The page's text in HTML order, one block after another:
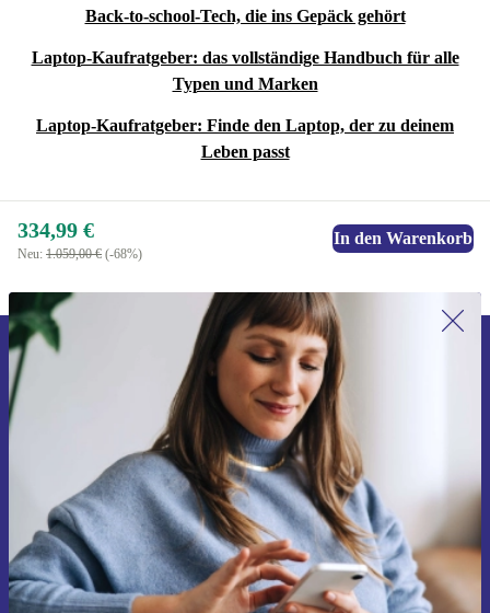
Back-to-school-Tech, die ins Gepäck gehört
Laptop-Kaufratgeber: das vollständige Handbuch für alle
Typen und Marken
Laptop-Kaufratgeber: Finde den Laptop, der zu deinem
Leben passt
334,99 €
Neu: 1.059,00 € (-68%)
In den Warenkorb
Erstmals zum Newsletter anmelden,
15 € sparen!
Verpasse kein Angebot mehr.
Gutschein anfordern
Informationen über die Verwendung personenbezogener Daten findest
du in unsererDatenschutzerklärung.